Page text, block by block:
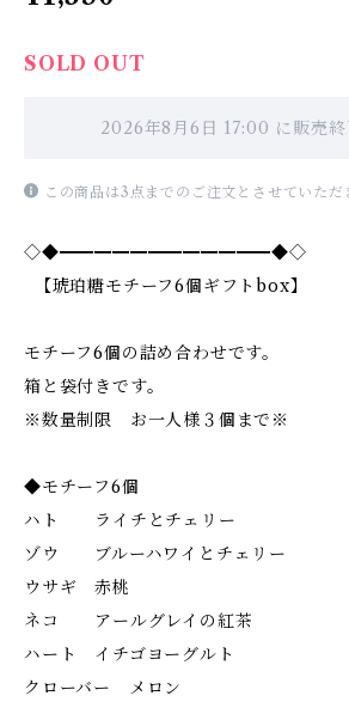
SOLD OUT
2026年8月6日 17:00 に販売終
この商品は3点までのご注文とさせていただ
◇◆━━━━━━━━━━━━◆◇
【琥珀糖モチーフ6個ギフトbox】
モチーフ6個の詰め合わせです。
箱と袋付きです。
※数量制限 お一人様３個まで※
◆モチーフ6個
ハト ライチとチェリー
ゾウ ブルーハワイとチェリー
ウサギ 赤桃
ネコ アールグレイの紅茶
ハート イチゴヨーグルト
クローバー メロン